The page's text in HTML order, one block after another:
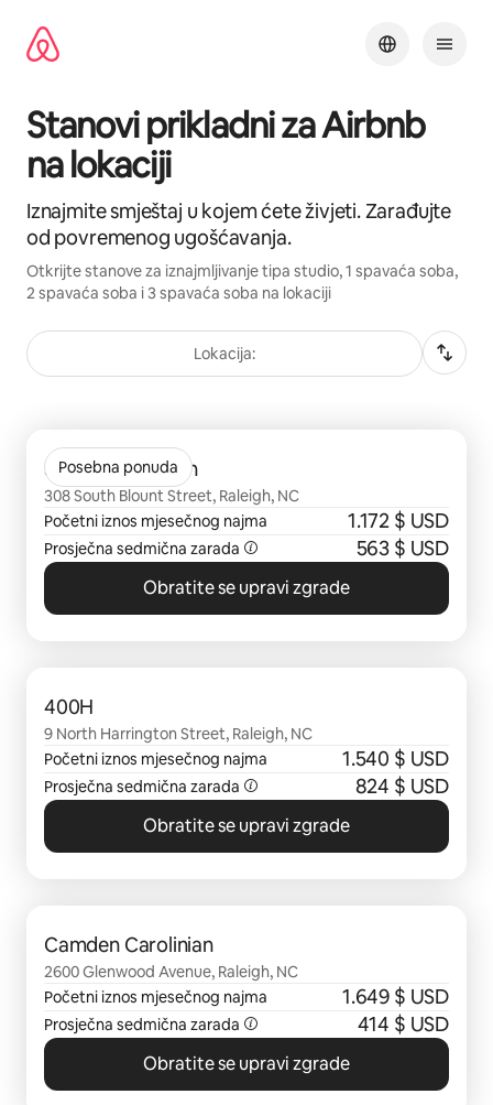
sadržaj
Stanovi prikladni za Airbnb
na lokaciji
Iznajmite smještaj u kojem ćete živjeti. Zarađujte
od povremenog ugošćavanja.
Otkrijte stanove za iznajmljivanje tipa studio, 1 spavaća soba,
2 spavaća soba i 3 spavaća soba na lokaciji
Lokacija:
Posebna ponuda
Skyhouse Raleigh
308 South Blount Street, Raleigh, NC
Početni iznos mjesečnog najma
1.172 $ USD
Prosječna sedmična zarada 563 $ USD
Obratite se upravi zgrade
400H
9 North Harrington Street, Raleigh, NC
Početni iznos mjesečnog najma
1.540 $ USD
Prosječna sedmična zarada 824 $ USD
Obratite se upravi zgrade
Camden Carolinian
2600 Glenwood Avenue, Raleigh, NC
Početni iznos mjesečnog najma
1.649 $ USD
Prosječna sedmična zarada 414 $ USD
Obratite se upravi zgrade